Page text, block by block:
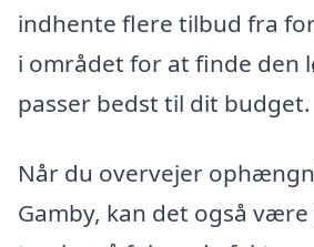
indhente flere tilbud fra
i området for at finde den
passer bedst til dit budget.
Når du overvejer
Gamby, kan det også